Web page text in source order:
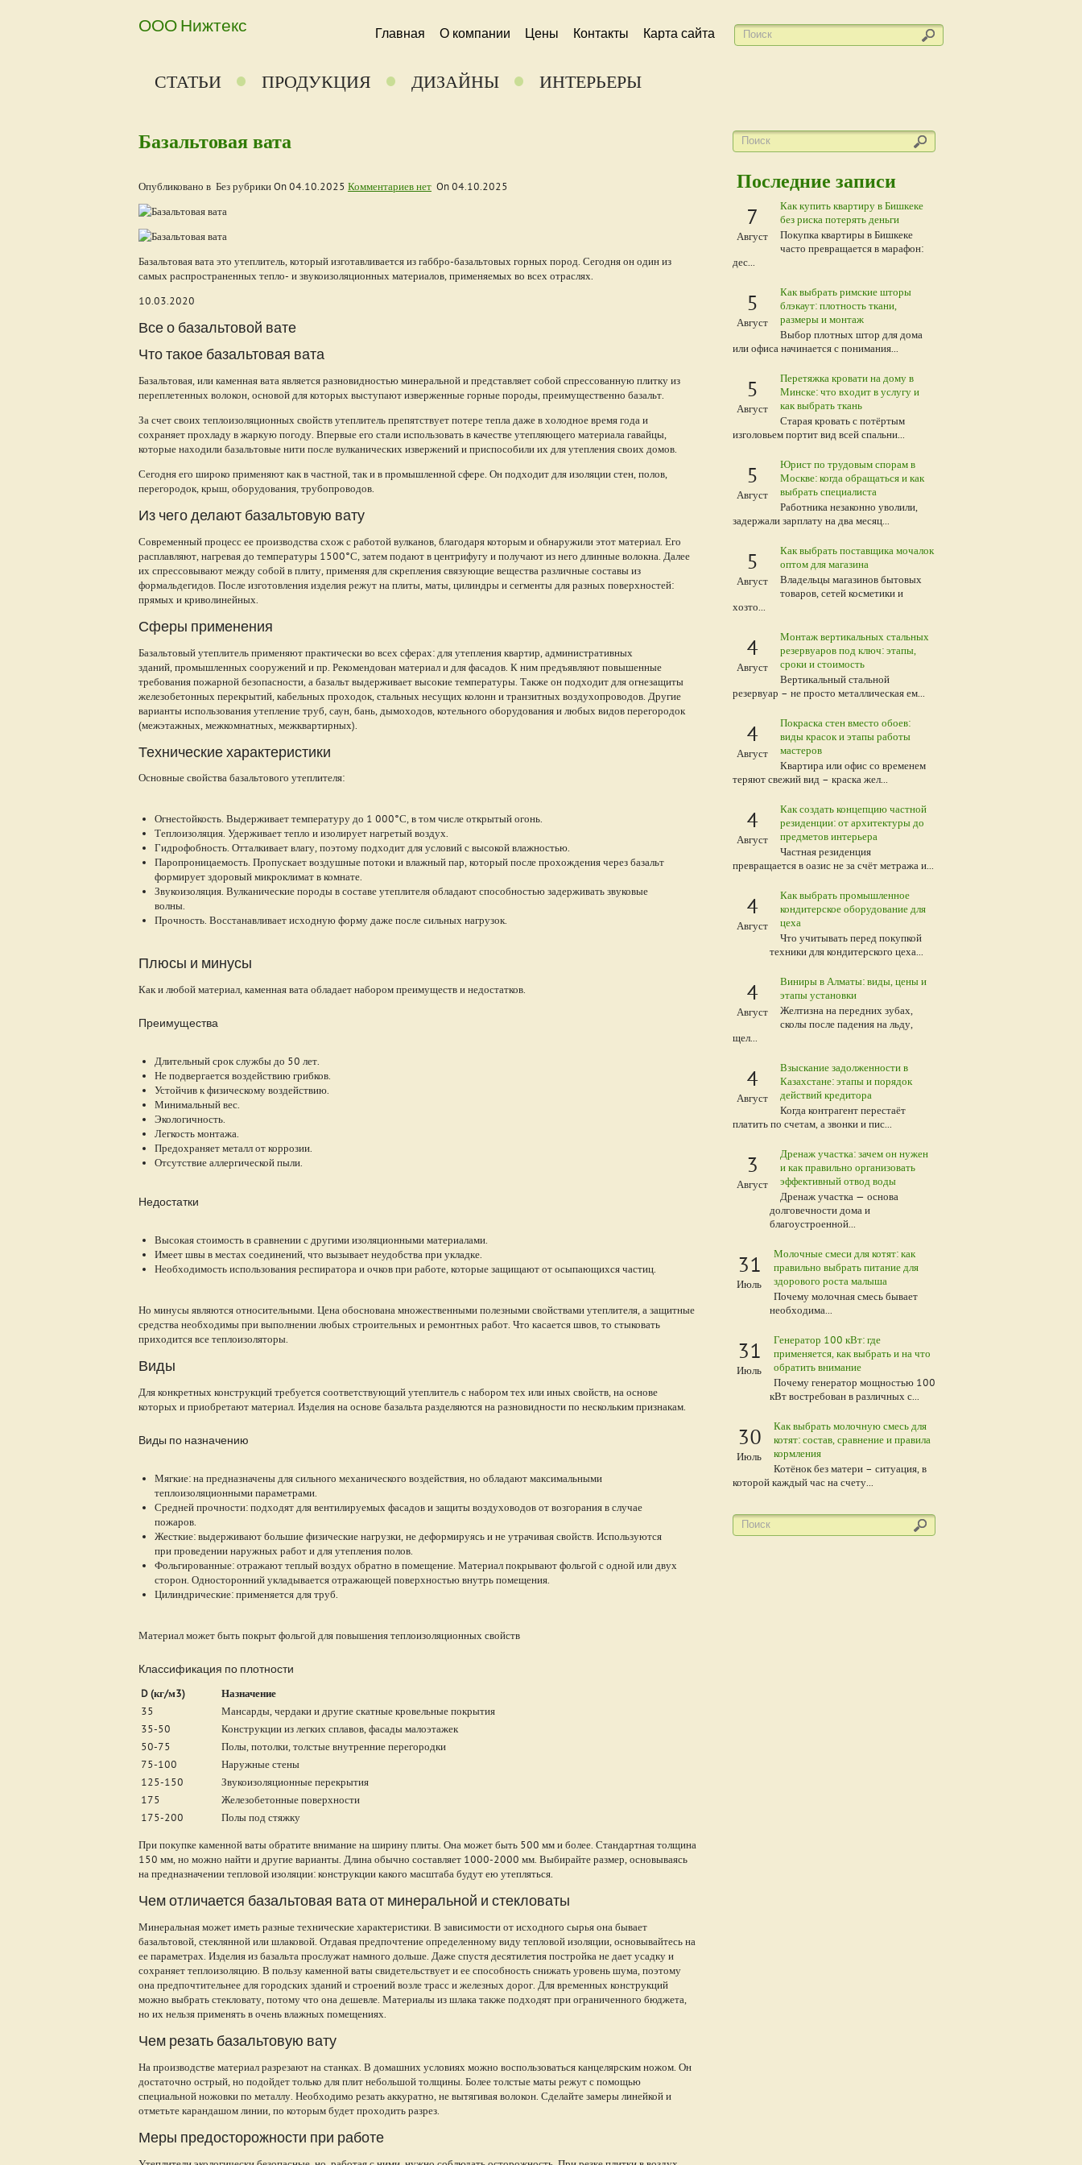
ООО Нижтекс Главная О компании Цены Контакты Карта сайта
СТАТЬИ ПРОДУКЦИЯ ДИЗАЙНЫ ИНТЕРЬЕРЫ
Последние записи
7
Август
Как купить квартиру в Бишкеке
без риска потерять деньги
Покупка квартиры в Бишкеке
часто превращается в марафон:
дес...
5
Август
Как выбрать римские шторы
блэкаут: плотность ткани,
размеры и монтаж
Выбор плотных штор для дома
или офиса начинается с понимания...
5
Август
Перетяжка кровати на дому в
Минске: что входит в услугу и
как выбрать ткань
Старая кровать с потёртым
изголовьем портит вид всей спальни...
5
Август
Юрист по трудовым спорам в
Москве: когда обращаться и как
выбрать специалиста
Работника незаконно уволили,
задержали зарплату на два месяц...
5
Август
Как выбрать поставщика мочалок
оптом для магазина
Владельцы магазинов бытовых
товаров, сетей косметики и
хозто...
4
Август
Монтаж вертикальных стальных
резервуаров под ключ: этапы,
сроки и стоимость
Вертикальный стальной
резервуар – не просто металлическая ем...
4
Август
Покраска стен вместо обоев:
виды красок и этапы работы
мастеров
Квартира или офис со временем
теряют свежий вид – краска жел...
4
Август
Как создать концепцию частной
резиденции: от архитектуры до
предметов интерьера
Частная резиденция
превращается в оазис не за счёт метража и...
4
Август
Как выбрать промышленное
кондитерское оборудование для
цеха
Что учитывать перед покупкой
техники для кондитерского цеха...
4
Август
Виниры в Алматы: виды, цены и
этапы установки
Желтизна на передних зубах,
сколы после падения на льду,
щел...
4
Август
Взыскание задолженности в
Казахстане: этапы и порядок
действий кредитора
Когда контрагент перестаёт
платить по счетам, а звонки и пис...
3
Август
Дренаж участка: зачем он нужен
и как правильно организовать
эффективный отвод воды
Дренаж участка — основа
долговечности дома и
благоустроенной...
31
Июль
Молочные смеси для котят: как
правильно выбрать питание для
здорового роста малыша
Почему молочная смесь бывает
необходима...
31
Июль
Генератор 100 кВт: где
применяется, как выбрать и на что
обратить внимание
Почему генератор мощностью 100
кВт востребован в различных с...
30
Июль
Как выбрать молочную смесь для
котят: состав, сравнение и правила
кормления
Котёнок без матери – ситуация, в
которой каждый час на счету...
Базальтовая вата
Опубликовано в Без рубрики On04.10.2025 Комментариев нет On04.10.2025
Базальтовая вата это утеплитель, который изготавливается из габбро-базальтовых горных пород. Сегодня он один из
самых распространенных тепло- и звукоизоляционных материалов, применяемых во всех отраслях.
10.03.2020
Все о базальтовой вате
Что такое базальтовая вата
Базальтовая, или каменная вата является разновидностью минеральной и представляет собой спрессованную плитку из
переплетенных волокон, основой для которых выступают изверженные горные породы, преимущественно базальт.
За счет своих теплоизоляционных свойств утеплитель препятствует потере тепла даже в холодное время года и
сохраняет прохладу в жаркую погоду. Впервые его стали использовать в качестве утепляющего материала гавайцы,
которые находили базальтовые нити после вулканических извержений и приспособили их для утепления своих домов.
Сегодня его широко применяют как в частной, так и в промышленной сфере. Он подходит для изоляции стен, полов,
перегородок, крыш, оборудования, трубопроводов.
Из чего делают базальтовую вату
Современный процесс ее производства схож с работой вулканов, благодаря которым и обнаружили этот материал. Его
расплавляют, нагревая до температуры 1500°С, затем подают в центрифугу и получают из него длинные волокна. Далее
их спрессовывают между собой в плиту, применяя для скрепления связующие вещества различные составы из
формальдегидов. После изготовления изделия режут на плиты, маты, цилиндры и сегменты для разных поверхностей:
прямых и криволинейных.
Сферы применения
Базальтовый утеплитель применяют практически во всех сферах: для утепления квартир, административных
зданий, промышленных сооружений и пр. Рекомендован материал и для фасадов. К ним предъявляют повышенные
требования пожарной безопасности, а базальт выдерживает высокие температуры. Также он подходит для огнезащиты
железобетонных перекрытий, кабельных проходок, стальных несущих колонн и транзитных воздухопроводов. Другие
варианты использования утепление труб, саун, бань, дымоходов, котельного оборудования и любых видов перегородок
(межэтажных, межкомнатных, межквартирных).
Технические характеристики
Основные свойства базальтового утеплителя:
Огнестойкость. Выдерживает температуру до 1 000°С, в том числе открытый огонь.
Теплоизоляция. Удерживает тепло и изолирует нагретый воздух.
Гидрофобность. Отталкивает влагу, поэтому подходит для условий с высокой влажностью.
Паропроницаемость. Пропускает воздушные потоки и влажный пар, который после прохождения через базальт
формирует здоровый микроклимат в комнате.
Звукоизоляция. Вулканические породы в составе утеплителя обладают способностью задерживать звуковые
волны.
Прочность. Восстанавливает исходную форму даже после сильных нагрузок.
Плюсы и минусы
Как и любой материал, каменная вата обладает набором преимуществ и недостатков.
Преимущества
Длительный срок службы до 50 лет.
Не подвергается воздействию грибков.
Устойчив к физическому воздействию.
Минимальный вес.
Экологичность.
Легкость монтажа.
Предохраняет металл от коррозии.
Отсутствие аллергической пыли.
Недостатки
Высокая стоимость в сравнении с другими изоляционными материалами.
Имеет швы в местах соединений, что вызывает неудобства при укладке.
Необходимость использования респиратора и очков при работе, которые защищают от осыпающихся частиц.
Но минусы являются относительными. Цена обоснована множественными полезными свойствами утеплителя, а защитные
средства необходимы при выполнении любых строительных и ремонтных работ. Что касается швов, то стыковать
приходится все теплоизоляторы.
Виды
Для конкретных конструкций требуется соответствующий утеплитель с набором тех или иных свойств, на основе
которых и приобретают материал. Изделия на основе базальта разделяются на разновидности по нескольким признакам.
Виды по назначению
Мягкие: на предназначены для сильного механического воздействия, но обладают максимальными
теплоизоляционными параметрами.
Средней прочности: подходят для вентилируемых фасадов и защиты воздуховодов от возгорания в случае
пожаров.
Жесткие: выдерживают большие физические нагрузки, не деформируясь и не утрачивая свойств. Используются
при проведении наружных работ и для утепления полов.
Фольгированные: отражают теплый воздух обратно в помещение. Материал покрывают фольгой с одной или двух
сторон. Односторонний укладывается отражающей поверхностью внутрь помещения.
Цилиндрические: применяется для труб.
Материал может быть покрыт фольгой для повышения теплоизоляционных свойств
Классификация по плотности
D (кг/м3)
Назначение
35
Мансарды, чердаки и другие скатные кровельные покрытия
35-50
Конструкции из легких сплавов, фасады малоэтажек
50-75
Полы, потолки, толстые внутренние перегородки
75-100
Наружные стены
125-150
Звукоизоляционные перекрытия
175
Железобетонные поверхности
175-200
Полы под стяжку
При покупке каменной ваты обратите внимание на ширину плиты. Она может быть 500 мм и более. Стандартная толщина
150 мм, но можно найти и другие варианты. Длина обычно составляет 1000-2000 мм. Выбирайте размер, основываясь
на предназначении тепловой изоляции: конструкции какого масштаба будут ею утепляться.
Чем отличается базальтовая вата от минеральной и стекловаты
Минеральная может иметь разные технические характеристики. В зависимости от исходного сырья она бывает
базальтовой, стеклянной или шлаковой. Отдавая предпочтение определенному виду тепловой изоляции, основывайтесь на
ее параметрах. Изделия из базальта прослужат намного дольше. Даже спустя десятилетия постройка не дает усадку и
сохраняет теплоизоляцию. В пользу каменной ваты свидетельствует и ее способность снижать уровень шума, поэтому
она предпочтительнее для городских зданий и строений возле трасс и железных дорог. Для временных конструкций
можно выбрать стекловату, потому что она дешевле. Материалы из шлака также подходят при ограниченного бюджета,
но их нельзя применять в очень влажных помещениях.
Чем резать базальтовую вату
На производстве материал разрезают на станках. В домашних условиях можно воспользоваться канцелярским ножом. Он
достаточно острый, но подойдет только для плит небольшой толщины. Более толстые маты режут с помощью
специальной ножовки по металлу. Необходимо резать аккуратно, не вытягивая волокон. Сделайте замеры линейкой и
отметьте карандашом линии, по которым будет проходить разрез.
Меры предосторожности при работе